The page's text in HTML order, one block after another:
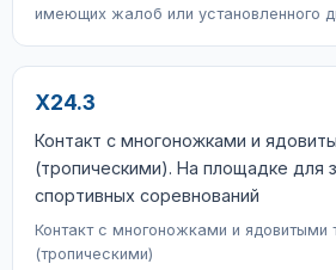
имеющих жалоб или установленного
X24.3
Контакт с многоножками и
(тропическими). На площадке для
спортивных соревнований
Контакт с многоножками и ядовитыми
(тропическими)